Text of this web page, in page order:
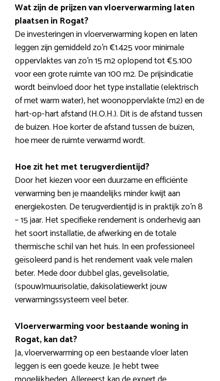
Wat zijn de prijzen van vloerverwarming laten
plaatsen in Rogat?
De investeringen in vloerverwarming kopen en laten
leggen zijn gemiddeld zo’n €1.425 voor minimale
oppervlaktes van zo’n 15 m2 oplopend tot €5.100
voor een grote ruimte van 100 m2. De prijsindicatie
wordt beïnvloed door het type installatie (elektrisch
of met warm water), het woonoppervlakte (m2) en de
hart-op-hart afstand (H.O.H.). Dit is de afstand tussen
de buizen. Hoe korter de afstand tussen de buizen,
hoe meer de ruimte verwarmd wordt.
Hoe zit het met terugverdientijd?
Door het kiezen voor een duurzame en efficiënte
verwarming ben je maandelijks minder kwijt aan
energiekosten. De terugverdientijd is in praktijk zo’n 8
– 15 jaar. Het specifieke rendement is onderhevig aan
het soort installatie, de afwerking en de totale
thermische schil van het huis. In een professioneel
geïsoleerd pand is het rendement vaak vele malen
beter. Mede door dubbel glas, gevelisolatie,
(spouw)muurisolatie, dakisolatiewerkt jouw
verwarmingssysteem veel beter.
Vloerverwarming voor bestaande woning in
Rogat, kan dat?
Ja, vloerverwarming op een bestaande vloer laten
leggen is een goede keuze. Je hebt twee